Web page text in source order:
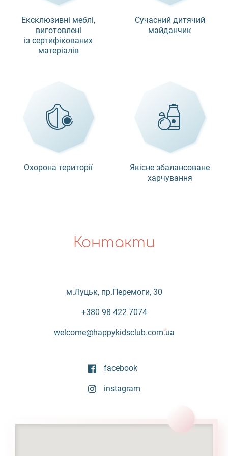
Ексклюзивні меблі,
виготовлені
із сертифікованих
матеріалів
Сучасний дитячий
майданчик
Охорона території
Якісне збалансоване
харчування
Контакти
м.Луцьк, пр.Перемоги, 30
+380 98 422 7074
welcome@happykidsclub.com.ua
facebook
instagram